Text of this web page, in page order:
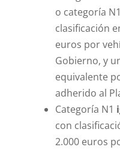
o categoría N1
clasificación
euros por
Gobierno, y
equivalente
adherido al
Categoría N1
con
2.000 euros